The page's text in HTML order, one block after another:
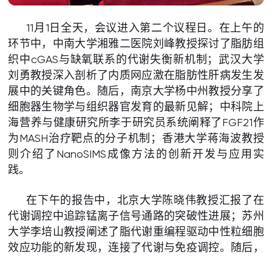
11月1日全天，会议进入第二个议程日。在上午的
环节中，中南大学湘雅二医院刘峰教授探讨了脂肪组
织中cGAS与缺氧联系的代谢失衡新机制；武汉大学
刘勇教授深入剖析了内质网应激在脂肪性肝病发生发
展中的关键角色。随后，南京大学杨中州教授分享了
细胞器生物学与组织器官发育的最新见解；中科院上
海营养与健康研究所李于研究员系统阐释了FGF21作
为MASH治疗靶点的分子机制；香港大学蒋海波教授
则介绍了NanoSIMS成像方法的创新开发与应用实
践。
在下午的报告中，北京大学陈晓伟教授汇报了在
代谢调控中追踪锰离子信号通路的突破性进展；苏州
大学李培山教授阐述了脂代谢重编程驱动中性粒细胞
效应功能的新发现，连接了代谢与免疫调控。随后，